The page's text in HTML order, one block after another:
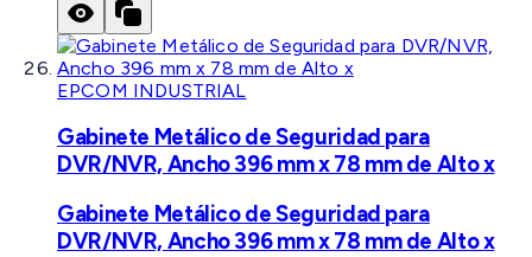
EPCOM INDUSTRIAL
Gabinete Metálico de Seguridad para
DVR/NVR, Ancho 396 mm x 78 mm de Alto x
Gabinete Metálico de Seguridad para
DVR/NVR, Ancho 396 mm x 78 mm de Alto x